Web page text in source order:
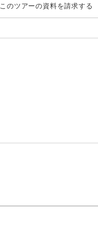
このツアーの資料を請求する